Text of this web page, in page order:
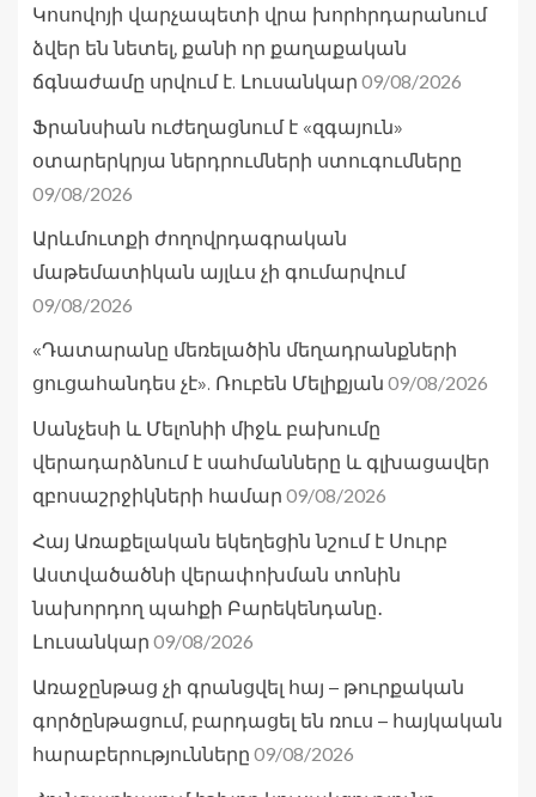
Կոսովոյի վարչապետի վրա խորհրդարանում
ձվեր են նետել, քանի որ քաղաքական
ճգնաժամը սրվում է. Լուսանկար 09/08/2026
Ֆրանսիան ուժեղացնում է «զգայուն»
օտարերկրյա ներդրումների ստուգումները
09/08/2026
Արևմուտքի ժողովրդագրական
մաթեմատիկան այլևս չի գումարվում
09/08/2026
«Դատարանը մեռելածին մեղադրանքների
ցուցահանդես չէ». Ռուբեն Մելիքյան 09/08/2026
Սանչեսի և Մելոնիի միջև բախումը
վերադարձնում է սահմանները և գլխացավեր
զբոսաշրջիկների համար 09/08/2026
Հայ Առաքելական եկեղեցին նշում է Սուրբ
Աստվածածնի վերափոխման տոնին
նախորդող պահքի Բարեկենդանը․
Լուսանկար 09/08/2026
Առաջընթաց չի գրանցվել հայ – թուրքական
գործընթացում, բարդացել են ռուս – հայկական
հարաբերությունները 09/08/2026